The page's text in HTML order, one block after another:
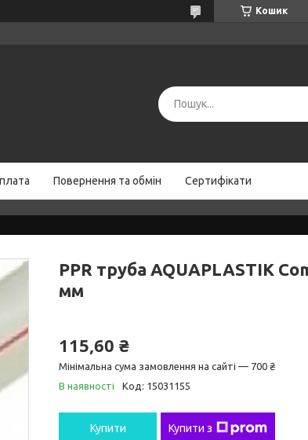
Кошик
Повернення та обмін Сертифікати
PPR труба AQUAPLASTIK
мм
115,60 ₴
Мінімальна сума замовлення на сайті — 700 ₴
В наявності
Код: 15031155
Купити Купити з